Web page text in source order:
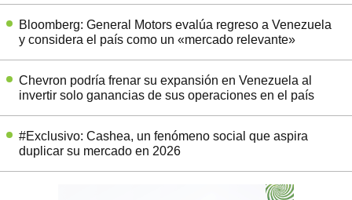
Bloomberg: General Motors evalúa regreso a Venezuela
y considera el país como un «mercado relevante»
Chevron podría frenar su expansión en Venezuela al
invertir solo ganancias de sus operaciones en el país
#Exclusivo: Cashea, un fenómeno social que aspira
duplicar su mercado en 2026